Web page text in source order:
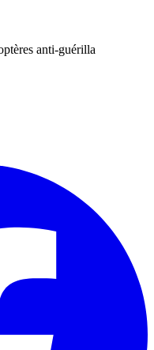
anti-guérilla